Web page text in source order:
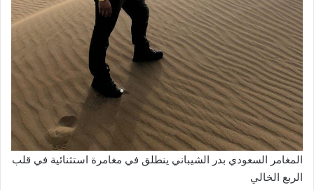
المغامر السعودي بدر الشيباني ينطلق في مغامرة استثنائية في قلب
الربع الخالي